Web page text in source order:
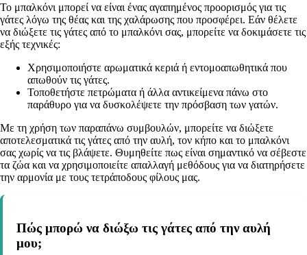
Το μπαλκόνι μπορεί να είναι ένας αγαπημένος προορισμός για τις
γάτες λόγω της θέας και της χαλάρωσης που προσφέρει. Εάν θέλετε
να διώξετε τις γάτες από το μπαλκόνι σας, μπορείτε να δοκιμάσετε τις
εξής τεχνικές:
Χρησιμοποιήστε αρωματικά κεριά ή εντομοαπωθητικά που
απωθούν τις γάτες.
Τοποθετήστε πετρώματα ή άλλα αντικείμενα πάνω στο
παράθυρο για να δυσκολέψετε την πρόσβαση των γατών.
Με τη χρήση των παραπάνω συμβουλών, μπορείτε να διώξετε
αποτελεσματικά τις γάτες από την αυλή, τον κήπο και το μπαλκόνι
σας χωρίς να τις βλάψετε. Θυμηθείτε πως είναι σημαντικό να σέβεστε
τα ζώα και να χρησιμοποιείτε απαλλαγή μεθόδους για να διατηρήσετε
την αρμονία με τους τετράποδους φίλους μας.
Πώς μπορώ να διώξω τις γάτες από την αυλή
μου;